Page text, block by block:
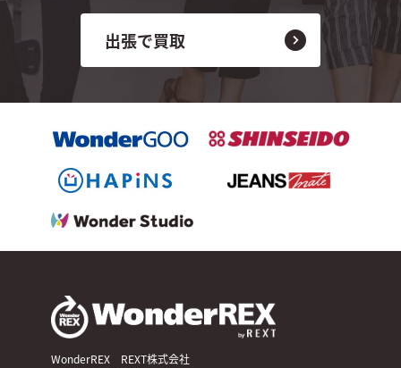
出張で買取
WonderREX REXT株式会社